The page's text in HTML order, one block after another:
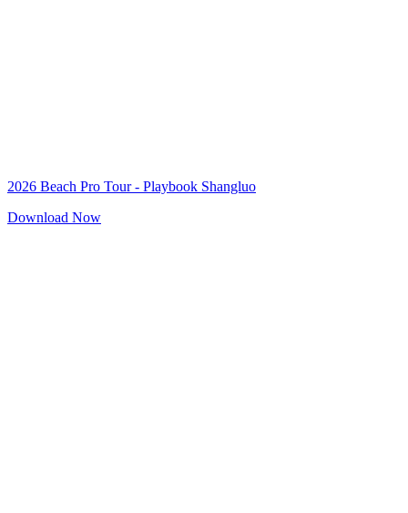
2026 Beach Pro Tour - Playbook Shangluo
Download Now